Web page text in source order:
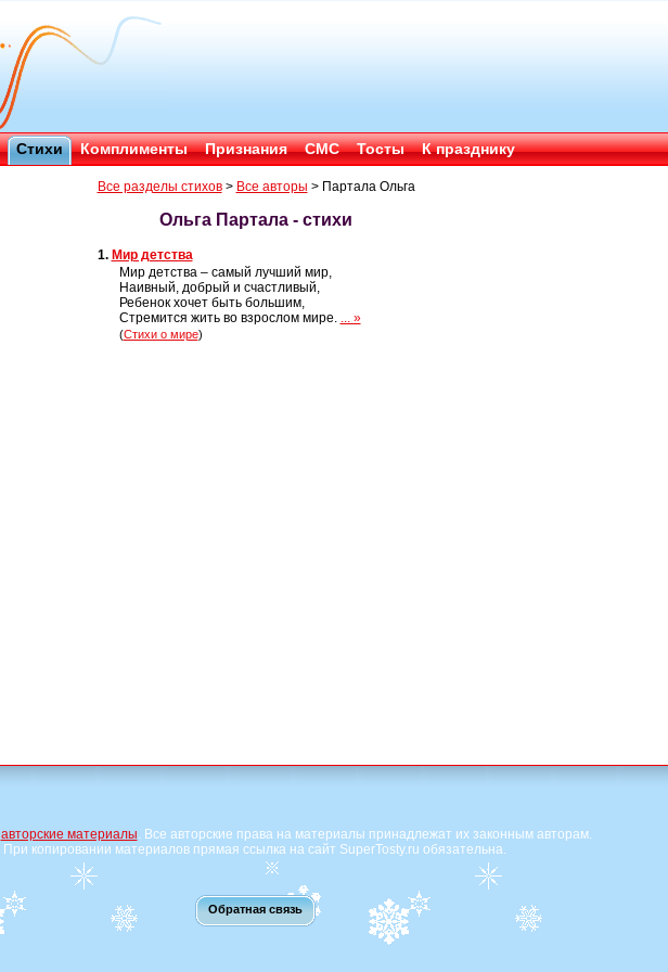
Стихи Комплименты Признания СМС Тосты К празднику
Все разделы стихов> Все авторы > Партала Ольга
Ольга Партала - стихи
1. Мир детства
Мир детства – самый лучший мир,
Наивный, добрый и счастливый,
Ребенок хочет быть большим,
Стремится жить во взрослом мире. ... »
(Стихи о мире)
авторские материалы. Все авторские права на материалы принадлежат их законным авторам.
При копировании материалов прямая ссылка на сайт SuperTosty.ru обязательна.
Обратная связь